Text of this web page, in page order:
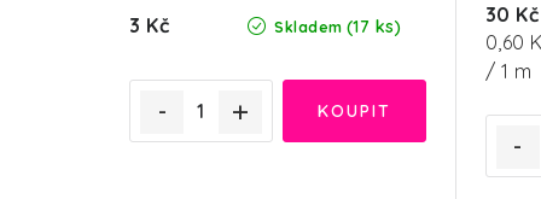
Skladem (17 ks)
3 Kč
30 Kč
Měrná
cena:
0,60
/ 1 m